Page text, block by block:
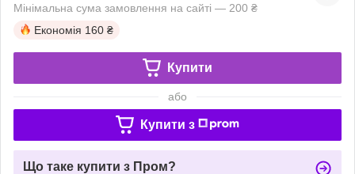
Мінімальна сума замовлення на сайті — 200 ₴
Економія 160 ₴
Купити
або
Купити з
Що таке купити з Пром?